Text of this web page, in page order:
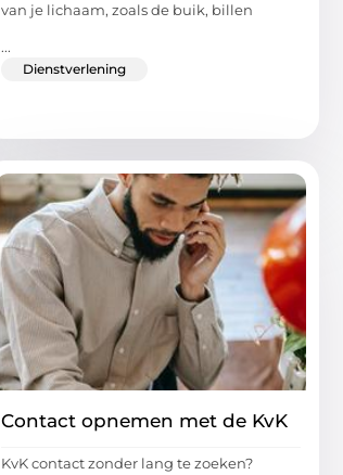
van je lichaam, zoals de buik, billen
...
Dienstverlening
Contact opnemen met de KvK
KvK contact zonder lang te zoeken?